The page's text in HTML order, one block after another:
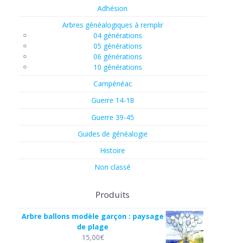
Adhésion
Arbres généalogiques à remplir
04 générations
05 générations
06 générations
10 générations
Campénéac
Guerre 14-18
Guerre 39-45
Guides de généalogie
Histoire
Non classé
Produits
Arbre ballons modèle garçon : paysage
de plage
15,00€